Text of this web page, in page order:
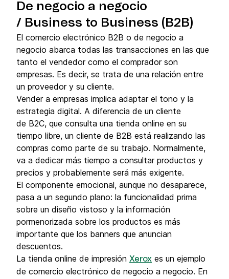
De negocio a negocio
/ Business to Business (B2B)
El comercio electrónico B2B o de negocio a
negocio abarca todas las transacciones en las que
tanto el vendedor como el comprador son
empresas. Es decir, se trata de una relación entre
un proveedor y su cliente.
Vender a empresas implica adaptar el tono y la
estrategia digital. A diferencia de un cliente
de B2C, que consulta una tienda online en su
tiempo libre, un cliente de B2B está realizando las
compras como parte de su trabajo. Normalmente,
va a dedicar más tiempo a consultar productos y
precios y probablemente será más exigente.
El componente emocional, aunque no desaparece,
pasa a un segundo plano: la funcionalidad prima
sobre un diseño vistoso y la información
pormenorizada sobre los productos es más
importante que los banners que anuncian
descuentos.
La tienda online de impresión Xerox es un ejemplo
de comercio electrónico de negocio a negocio. En